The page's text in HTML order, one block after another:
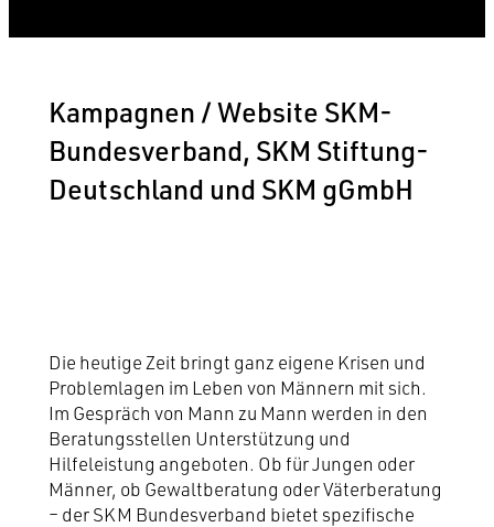
Kampagnen / Website SKM-
Bundesverband, SKM Stiftung-
Deutschland und SKM gGmbH
Die heutige Zeit bringt ganz eigene Krisen und
Problemlagen im Leben von Männern mit sich.
Im Gespräch von Mann zu Mann werden in den
Beratungsstellen Unterstützung und
Hilfeleistung angeboten. Ob für Jungen oder
Männer, ob Gewaltberatung oder Väterberatung
– der SKM Bundesverband bietet spezifische